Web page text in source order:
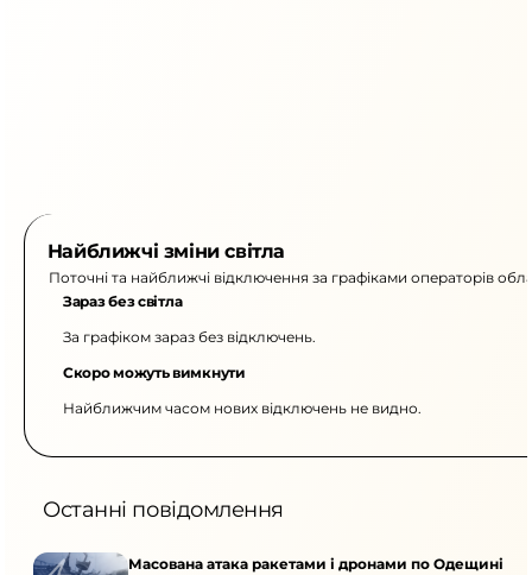
Найближчі зміни світла
Поточні та найближчі відключення за графіками операторів
Зараз без світла
За графіком зараз без відключень.
Скоро можуть вимкнути
Найближчим часом нових відключень не видно.
Останні повідомлення
Масована атака ракетами і дронами по Одещині